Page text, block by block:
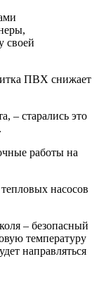
своей
ПВХ снижает
– старались это
работы на
насосов
– безопасный
температуру
направляться